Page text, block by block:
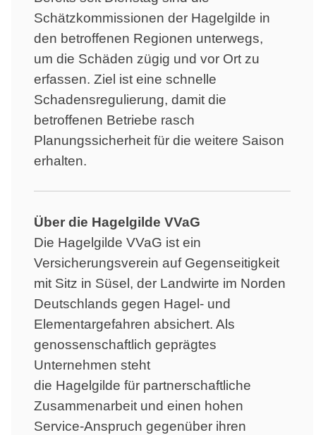
Schätzkommissionen der Hagelgilde in
den betroffenen Regionen unterwegs,
um die Schäden zügig und vor Ort zu
erfassen. Ziel ist eine schnelle
Schadensregulierung, damit die
betroffenen Betriebe rasch
Planungssicherheit für die weitere Saison
erhalten.
Über die Hagelgilde VVaG
Die Hagelgilde VVaG ist ein
Versicherungsverein auf Gegenseitigkeit
mit Sitz in Süsel, der Landwirte im Norden
Deutschlands gegen Hagel- und
Elementargefahren absichert. Als
genossenschaftlich geprägtes
Unternehmen steht
die Hagelgilde für partnerschaftliche
Zusammenarbeit und einen hohen
Service-Anspruch gegenüber ihren